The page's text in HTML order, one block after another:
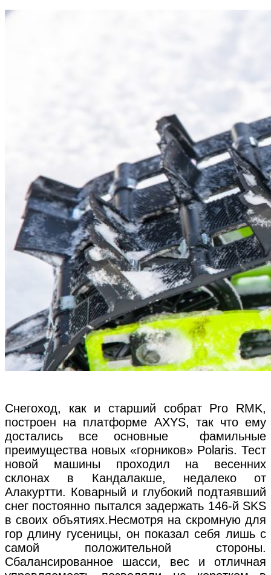
Снегоход, как и старший собрат Pro RMK,
построен на платформе AXYS, так что ему
достались все основные фамильные
преимущества новых «горников» Polaris. Тест
новой машины проходил на весенних
склонах в Кандалакше, недалеко от
Алакуртти. Коварный и глубокий подтаявший
снег постоянно пытался задержать 146-й SKS
в своих объятиях.Несмотря на скромную для
гор длину гусеницы, он показал себя лишь с
самой положительной стороны.
Сбалансированное шасси, вес и отличная